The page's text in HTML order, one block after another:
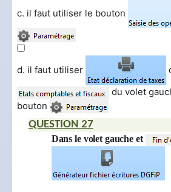
c. il faut utiliser le bouton
d. il faut utiliser
du volet
bouton
QUESTION 27
Dans le volet gauche et